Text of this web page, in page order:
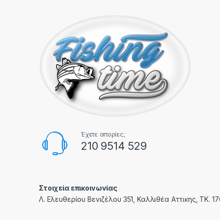
Έχετε απορίες;
210 9514 529
Στοιχεία επικοινωνίας
Λ. Ελευθερίου Βενιζέλου 351, Καλλιθέα Αττικης, ΤΚ.